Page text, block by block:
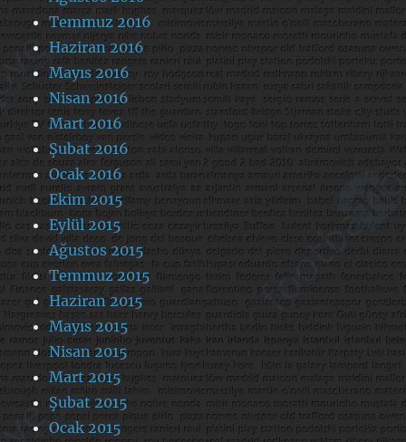
Temmuz 2016
Haziran 2016
Mayıs 2016
Nisan 2016
Mart 2016
Şubat 2016
Ocak 2016
Ekim 2015
Eylül 2015
Ağustos 2015
Temmuz 2015
Haziran 2015
Mayıs 2015
Nisan 2015
Mart 2015
Şubat 2015
Ocak 2015